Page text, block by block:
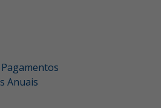
Anuais